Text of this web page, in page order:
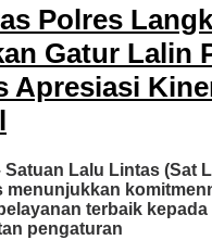
Polres
Gatur Lalin
Apresiasi
Satuan Lalu Lintas (Sat
menunjukkan
terbaik
pengaturan